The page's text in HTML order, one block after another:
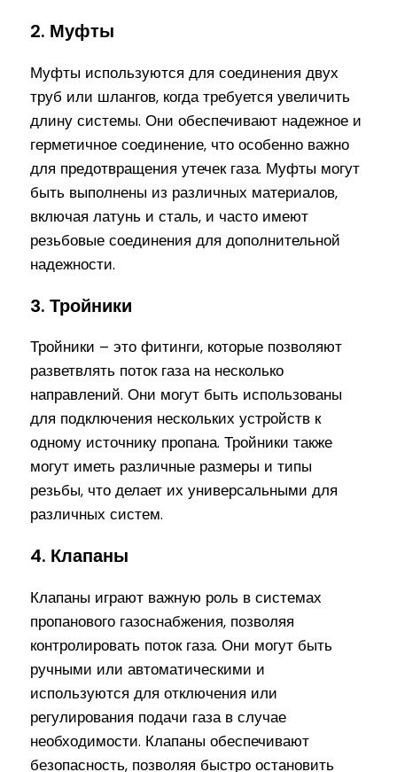
2. Муфты
Муфты используются для соединения двух
труб или шлангов, когда требуется увеличить
длину системы. Они обеспечивают надежное и
герметичное соединение, что особенно важно
для предотвращения утечек газа. Муфты могут
быть выполнены из различных материалов,
включая латунь и сталь, и часто имеют
резьбовые соединения для дополнительной
надежности.
3. Тройники
Тройники – это фитинги, которые позволяют
разветвлять поток газа на несколько
направлений. Они могут быть использованы
для подключения нескольких устройств к
одному источнику пропана. Тройники также
могут иметь различные размеры и типы
резьбы, что делает их универсальными для
различных систем.
4. Клапаны
Клапаны играют важную роль в системах
пропанового газоснабжения, позволяя
контролировать поток газа. Они могут быть
ручными или автоматическими и
используются для отключения или
регулирования подачи газа в случае
необходимости. Клапаны обеспечивают
безопасность, позволяя быстро остановить